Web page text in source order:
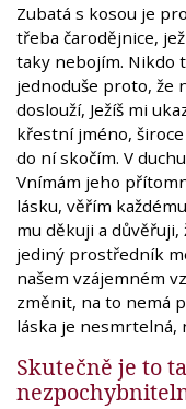
Zubatá s kosou je
třeba čarodějnice,
taky nebojím. Nikdo
jednoduše proto, že
doslouží, Ježíš mi
křestní jméno,
do ní skočím. V
Vnímám jeho
lásku, věřím
mu děkuji a
jediný prostředník
našem vzájemném
změnit, na to nemá
láska je nesmrtelná,
Skutečně je to